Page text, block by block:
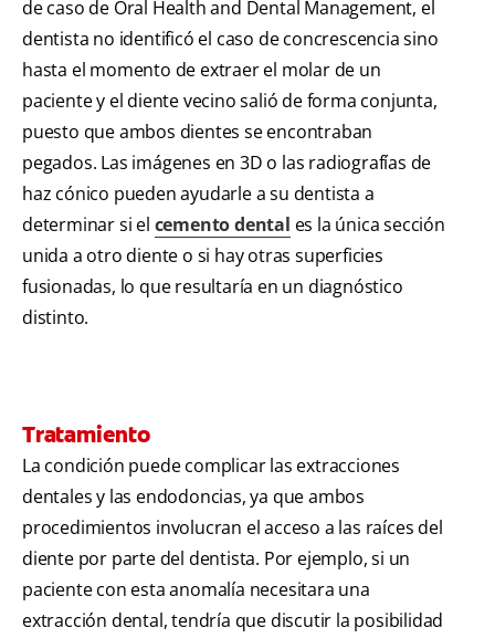
de caso de Oral Health and Dental Management, el
dentista no identificó el caso de concrescencia sino
hasta el momento de extraer el molar de un
paciente y el diente vecino salió de forma conjunta,
puesto que ambos dientes se encontraban
pegados. Las imágenes en 3D o las radiografías de
haz cónico pueden ayudarle a su dentista a
determinar si el cemento dental es la única sección
unida a otro diente o si hay otras superficies
fusionadas, lo que resultaría en un diagnóstico
distinto.
Tratamiento
La condición puede complicar las extracciones
dentales y las endodoncias, ya que ambos
procedimientos involucran el acceso a las raíces del
diente por parte del dentista. Por ejemplo, si un
paciente con esta anomalía necesitara una
extracción dental, tendría que discutir la posibilidad